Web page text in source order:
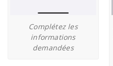
Complétez les
informations
demandées